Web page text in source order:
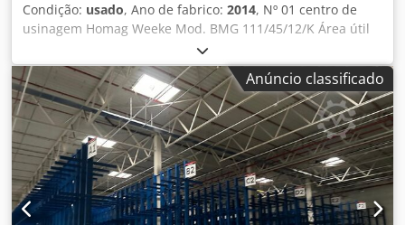
Condição: usado, Ano de fabrico: 2014, Nº 01 centro de
usinagem Homag Weeke Mod. BMG 111/45/12/K Área útil
de trabalho com eletromandril: 4500 x 1550 mm Área útil
de trabalho com todos os grupos: 4500 x 1250 mm
Cabeçote de furação com 12 mandris verticais, 4 + 2
horizontais, grupo serra 0/90 Eletromandril 9 kW 12 HP
HSK velocidade de rotação de 1250 a 24000 rpm 4º eixo
para rotação de agregados Troca de ferramenta circular
com 8 posições Troca de ferramenta lateral com 8 posições
Pick-up lateral para troca de ferramenta Dcedpfx
Apeyarwtowok Agregado especial FLEX 5 HIGH
PERFORMANCE para furação, fresagem, seccionamento
Anúncio classificado